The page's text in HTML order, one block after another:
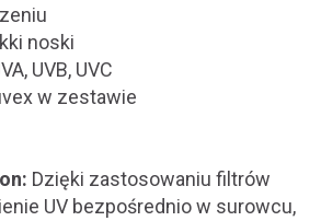
noski
UVB, UVC
w zestawie
Dzięki zastosowaniu filtrów
UV bezpośrednio w surowcu,